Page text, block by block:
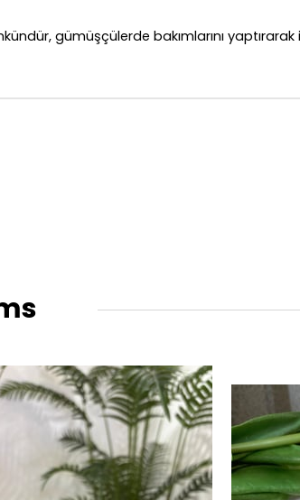
gümüşçülerde bakımlarını yaptırarak